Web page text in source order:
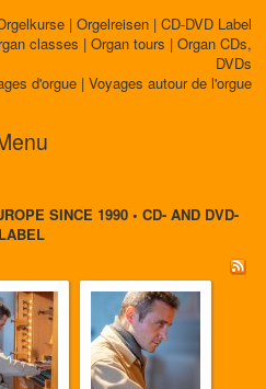
| Orgelreisen | CD-DVD Label
classes | Organ tours | Organ CDs,
DVDs
d'orgue | Voyages autour de l'orgue
SINCE 1990 • CD- AND DVD-
LABEL